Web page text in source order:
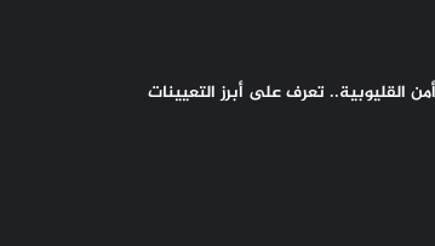
القليوبية.. تعرف على أبرز التعيينات